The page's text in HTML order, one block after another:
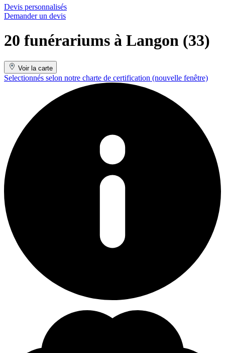
Devis personnalisés
Demander un devis
20 funérariums à Langon (33)
Voir la carte
Selectionnés selon notre charte de certification (nouvelle fenêtre)